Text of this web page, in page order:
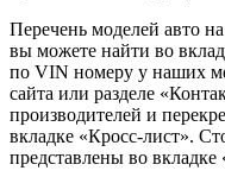
Перечень моделей авто
вы можете найти во
по VIN номеру у наших
сайта или разделе
производителей и
вкладке «Кросс-лист».
представлены во вкладке